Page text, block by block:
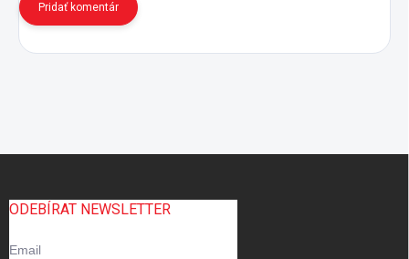
Pridať komentár
ODEBÍRAT NEWSLETTER
Email